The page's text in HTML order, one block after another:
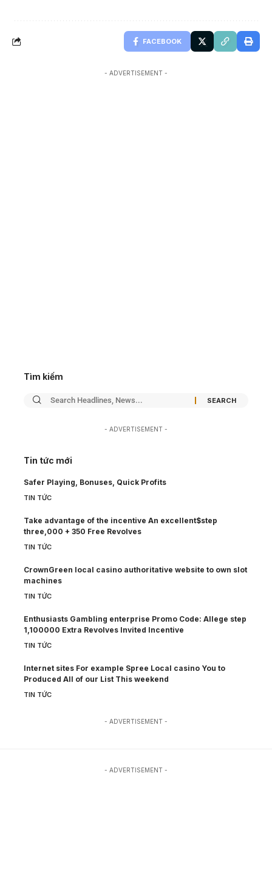
FACEBOOK
- ADVERTISEMENT -
Tìm kiếm
- ADVERTISEMENT -
Tin tức mới
Safer Playing, Bonuses, Quick Profits
TIN TỨC
Take advantage of the incentive An excellent$step
three,000 + 350 Free Revolves
TIN TỨC
CrownGreen local casino authoritative website to own slot
machines
TIN TỨC
Enthusiasts Gambling enterprise Promo Code: Allege step
1,100000 Extra Revolves Invited Incentive
TIN TỨC
Internet sites For example Spree Local casino You to
Produced All of our List This weekend
TIN TỨC
- ADVERTISEMENT -
- ADVERTISEMENT -